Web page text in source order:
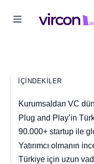
İÇINDEKILER
Plug and Play’in
90.000+ startup ile
Yatırımcı olmanın
Türkiye için uzun